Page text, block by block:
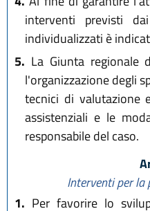
interventi previsti
individualizzati è
5. La Giunta regionale
l'organizzazione degli
tecnici di valutazione
assistenziali e le
responsabile del caso.
Interventi per la
1. Per favorire lo